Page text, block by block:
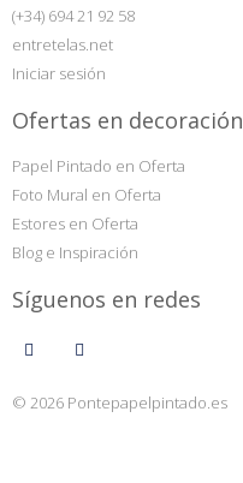
(+34) 694 21 92 58
entretelas.net
Iniciar sesión
Ofertas en decoración
Papel Pintado en Oferta
Foto Mural en Oferta
Estores en Oferta
Blog e Inspiración
Síguenos en redes
© 2026 Pontepapelpintado.es